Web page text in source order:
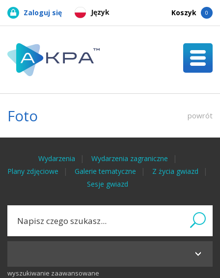
Język
Zaloguj się Koszyk 0
Foto powrót
Wydarzenia
Wydarzenia zagraniczne
Plany zdjęciowe
Galerie tematyczne
Z życia gwiazd
Sesje gwiazd
wyszukiwanie zaawansowane